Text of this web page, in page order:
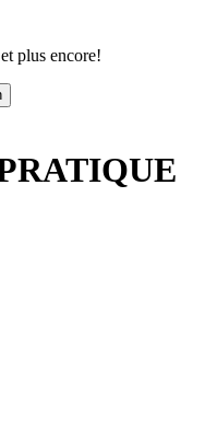
plus encore!